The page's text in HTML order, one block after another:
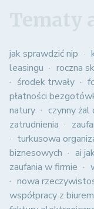
jak sprawdzić nip
leasingu
roczna
środek trwały
płatności
natury
czynny żal
zatrudnienia
turkusowa
biznesowych
ai
zaufania w firmie
nowa
współpracy z